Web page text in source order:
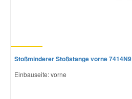
Stoßminderer Stoßstange vorne 7414N9
Einbauseite: vorne
Seat Ersatzteile
Skoda Ersatzteile